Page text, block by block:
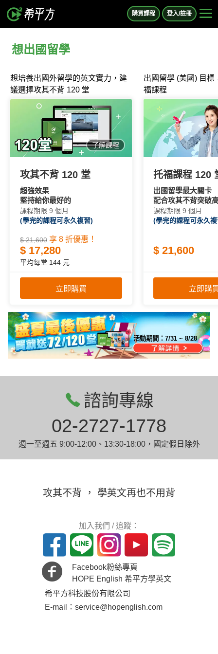
購買課程 登入/註冊
想出國留學
想培養出國外留學的英文實力，建
議選擇攻其不背 120 堂
了解課程
攻其不背 120 堂
超強效果
堅持給你最好的
課程期限 9 個月
(學完的課程可永久複習)
$ 21,600 享 8 折優惠！
$ 17,280
平均每堂 144 元
立即購買
出國留學 (美國) 目標
福課程
托福課程 120
出國留學最大關卡
配合攻其不背突破
課程期限 9 個月
(學完的課程可永久
$ 21,600
立即購
活動期間： 7/31 ~ 8/28
諮詢專線
02-2727-1778
週一至週五 9:00-12:00、13:30-18:00，國定假日除外
攻其不背 ， 學英文再也不用背
加入我們 / 追蹤：
Facebook粉絲專頁
HOPE English 希平方學英文
希平方科技股份有限公司
E-mail：service@hopenglish.com